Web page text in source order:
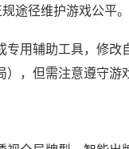
途径维护游戏公平。
用辅助工具，修改
，但需注意遵守游